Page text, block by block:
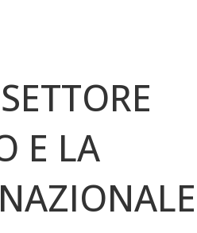
E LA